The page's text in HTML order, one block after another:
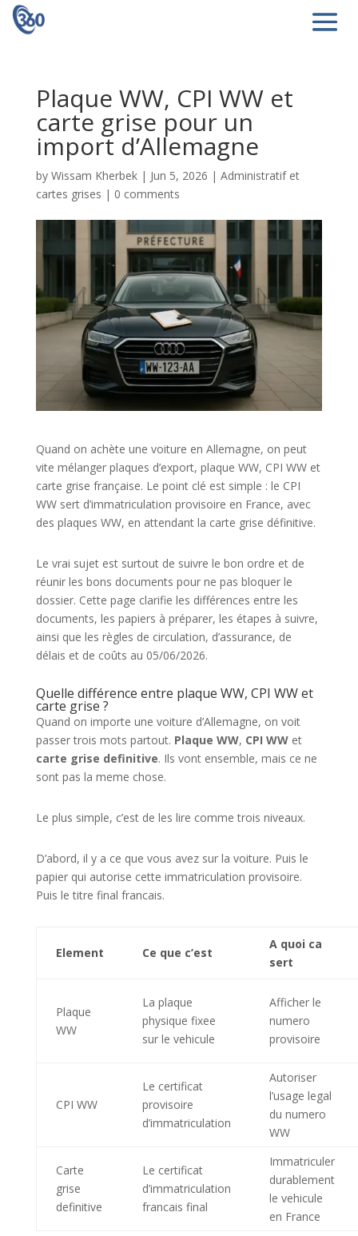
Plaque WW, CPI WW et
carte grise pour un
import d’Allemagne
by Wissam Kherbek| Jun 5, 2026 | Administratif et
cartes grises | 0 comments
Quand on achète une voiture en Allemagne, on peut
vite mélanger plaques d’export, plaque WW, CPI WW et
carte grise française. Le point clé est simple : le CPI
WW sert d’immatriculation provisoire en France, avec
des plaques WW, en attendant la carte grise définitive.
Le vrai sujet est surtout de suivre le bon ordre et de
réunir les bons documents pour ne pas bloquer le
dossier. Cette page clarifie les différences entre les
documents, les papiers à préparer, les étapes à suivre,
ainsi que les règles de circulation, d’assurance, de
délais et de coûts au 05/06/2026.
Quelle différence entre plaque WW, CPI WW et
carte grise ?
Quand on importe une voiture d’Allemagne, on voit
passer trois mots partout. Plaque WW, CPI WWet
carte grise definitive. Ils vont ensemble, mais ce ne
sont pas la meme chose.
Le plus simple, c’est de les lire comme trois niveaux.
D’abord, il y a ce que vous avez sur la voiture. Puis le
papier qui autorise cette immatriculation provisoire.
Puis le titre final francais.
Element Ce que c’est
A quoi ca
sert
Plaque
WW
La plaque
physique fixee
sur le vehicule
Afficher le
numero
provisoire
CPI WW
Le certificat
provisoire
d’immatriculation
Autoriser
l’usage legal
du numero
WW
Carte
grise
definitive
Le certificat
d’immatriculation
francais final
Immatriculer
durablement
le vehicule
en France